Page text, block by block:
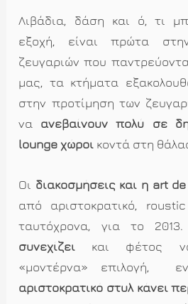
Λιβάδια, δάση και ό, τι
εξοχή, είναι πρώτα
ζευγαριών που
μας, τα κτήματα
στην προτίμηση των
να ανεβαίνουν πολύ σε
lounge χώροι κοντά στη
Οι διακοσμήσεις και η art
από αριστοκρατικό,
ταυτόχρονα, για το
συνεχίζει και φέτος
«μοντέρνα» επιλογή,
αριστοκρατικό στυλ κάνει